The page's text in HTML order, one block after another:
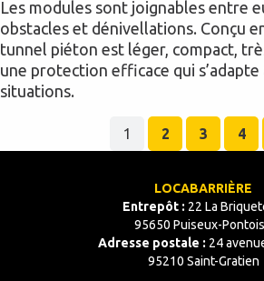
Les modules sont joignables entre
obstacles et dénivellations. Conçu
tunnel piéton est léger, compact,
une protection efficace qui
situations.
1 2 3 4
LOCABARRIÈRE
Entrepôt : 22 La
95650 Puiseux-
Adresse postale : 24
95210 Saint-Gratien